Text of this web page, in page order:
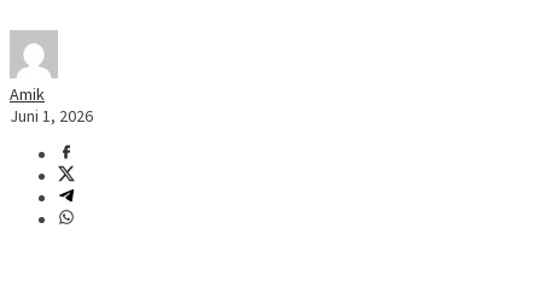
Amik
Juni 1, 2026